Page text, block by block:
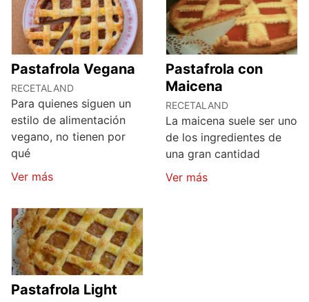
Pastafrola Vegana
RECETALAND
Para quienes siguen un
estilo de alimentación
vegano, no tienen por
qué
Ver más
Pastafrola con
Maicena
RECETALAND
La maicena suele ser uno
de los ingredientes de
una gran cantidad
Ver más
Pastafrola Light